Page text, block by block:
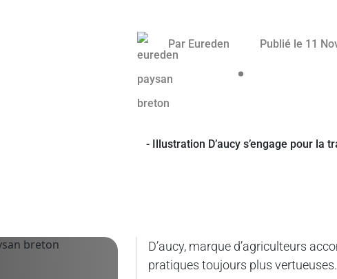
Par Eureden Publié le 11
D’aucy, marque d’agriculteurs
pratiques toujours plus vertueuses.